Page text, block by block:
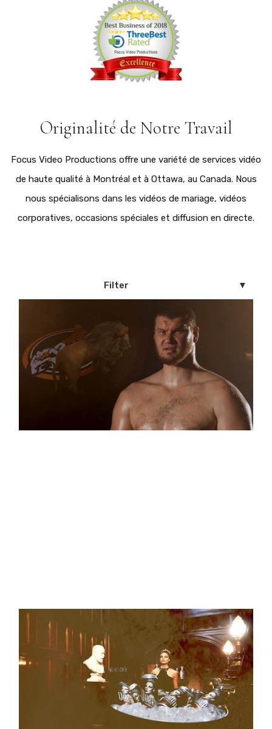
Originalité de Notre Travail
Focus Video Productions offre une variété de services vidéo
de haute qualité à Montréal et à Ottawa, au Canada. Nous
nous spécialisons dans les vidéos de mariage, vidéos
corporatives, occasions spéciales et diffusion en directe.
Filter